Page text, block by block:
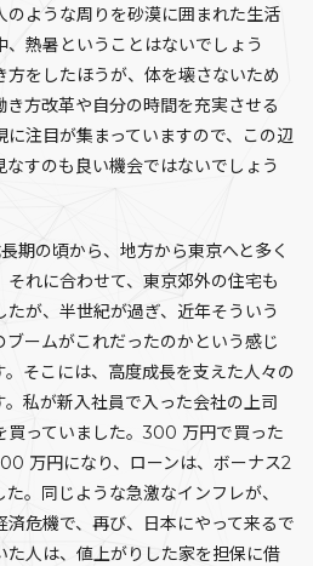
のような周りを砂漠に囲まれた生活
、熱暑ということはないでしょう
をしたほうが、体を壊さないため
方改革や自分の時間を充実させる
注目が集まっていますので、この辺
なすのも良い機会ではないでしょう
期の頃から、地方から東京へと多く
れに合わせて、東京郊外の住宅も
が、半世紀が過ぎ、近年そういう
ームがこれだったのかという感じ
そこには、高度成長を支えた人々の
私が新入社員で入った会社の上司
買っていました。300 万円で買った
万円になり、ローンは、ボーナス2
。同じような急激なインフレが、
危機で、再び、日本にやって来るで
た人は、値上がりした家を担保に借